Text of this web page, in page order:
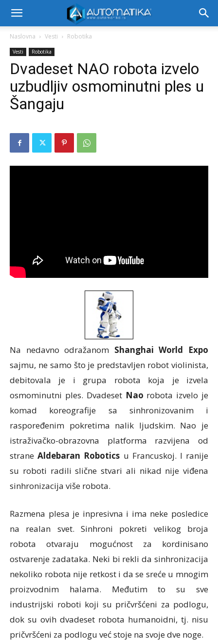
Naslovna Vesti Robotika
Vesti Robotika
Dvadeset NAO robota izvelo
uzbudljiv osmominutni ples u
Šangaju
Na nedavno odražanom Shanghai World Expo
sajmu, ne samo što je predstavljen robot violinista,
debitovala je i grupa robota koja je izvela
osmominutni ples. Dvadeset Nao robota izvelo je
komad koreografije sa sinhronizovanim i
raspoređenim pokretima nalik ljudskim. Nao je
istraživačko-obrazovna platforma razvijena od
straneAldebaran Robotics u Francuskoj. I ranije
su roboti radili slične stvari ali nikad nije viđena
sinhronizacija više robota.
Razmena plesa je inpresivna i ima neke posledice
na realan svet. Sinhroni pokreti velikog broja
robota otvaraju mogućnost za kordinisano
ostvarenje zadataka. Neki bi rekli da sinhronizacija
nekoliko robota nije retkost i da se sreće u mnogim
proizvodnim halama. Međutim to su sve
industrijski roboti koji su pričvršćeni za podlogu,
dok su ovih dvadeset robota humanoidni, tj. nisu
pričvršćeni za podlogu već stoje na svoje dve noge.